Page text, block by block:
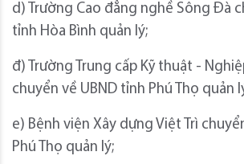
d) Trường Cao đẳng nghề Sông Đà
tỉnh Hòa Bình quản lý;
đ) Trường Trung cấp Kỹ thuật -
chuyển về UBND tỉnh Phú Thọ quản
e) Bệnh viện Xây dựng Việt Trì
Phú Thọ quản lý;